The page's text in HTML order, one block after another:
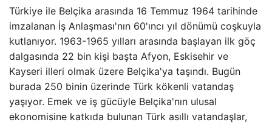
Türkiye ile Belçika arasında 16 Temmuz 1964 tarihinde
imzalanan İş Anlaşması'nın 60'ıncı yıl dönümü coşkuyla
kutlanıyor. 1963-1965 yılları arasında başlayan ilk göç
dalgasında 22 bin kişi başta Afyon, Eskisehir ve
Kayseri illeri olmak üzere Belçika'ya taşındı. Bugün
burada 250 binin üzerinde Türk kökenli vatandaş
yaşıyor. Emek ve iş gücüyle Belçika'nın ulusal
ekonomisine katkıda bulunan Türk asıllı vatandaşlar,